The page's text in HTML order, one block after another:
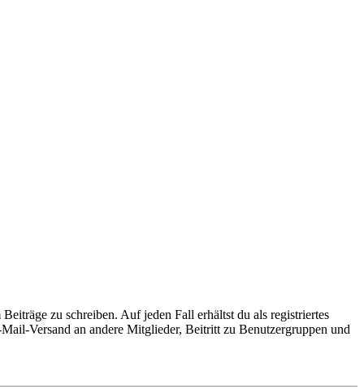
zu schreiben. Auf jeden Fall erhältst du als registriertes
Versand an andere Mitglieder, Beitritt zu Benutzergruppen und